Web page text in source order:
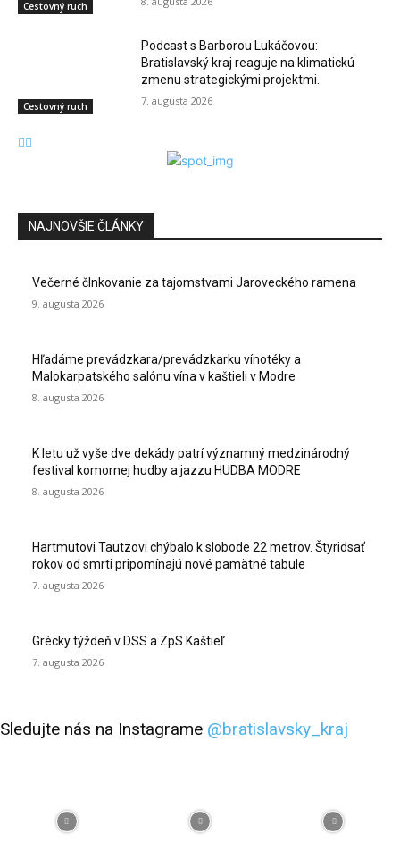
Cestovný ruch
Cestovný ruch
Podcast s Barborou Lukáčovou:
Bratislavský kraj reaguje na klimatickú
zmenu strategickými projektmi.
7. augusta 2026
NAJNOVŠIE ČLÁNKY
Večerné člnkovanie za tajomstvami Jaroveckého ramena
9. augusta 2026
Hľadáme prevádzkara/prevádzkarku vínotéky a
Malokarpatského salónu vína v kaštieli v Modre
8. augusta 2026
K letu už vyše dve dekády patrí významný medzinárodný
festival komornej hudby a jazzu HUDBA MODRE
8. augusta 2026
Hartmutovi Tautzovi chýbalo k slobode 22 metrov. Štyridsať
rokov od smrti pripomínajú nové pamätné tabule
7. augusta 2026
Grécky týždeň v DSS a ZpS Kaštieľ
7. augusta 2026
Sledujte nás na Instagrame @bratislavsky_kraj